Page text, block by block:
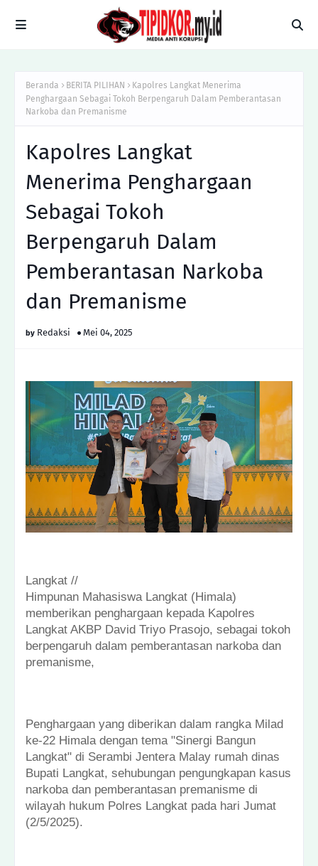
Beranda BERITA PILIHAN
Kapolres Langkat Menerima
Penghargaan Sebagai Tokoh Berpengaruh Dalam Pemberantasan
Narkoba dan Premanisme
Kapolres Langkat
Menerima Penghargaan
Sebagai Tokoh
Berpengaruh Dalam
Pemberantasan Narkoba
dan Premanisme
Redaksi Mei 04, 2025
Langkat //
Himpunan Mahasiswa Langkat (Himala)
memberikan penghargaan kepada Kapolres
Langkat AKBP David Triyo Prasojo, sebagai tokoh
berpengaruh dalam pemberantasan narkoba dan
premanisme,
Penghargaan yang diberikan dalam rangka Milad
ke-22 Himala dengan tema "Sinergi Bangun
Langkat" di Serambi Jentera Malay rumah dinas
Bupati Langkat, sehubungan pengungkapan kasus
narkoba dan pemberantasan premanisme di
wilayah hukum Polres Langkat pada hari Jumat
(2/5/2025).